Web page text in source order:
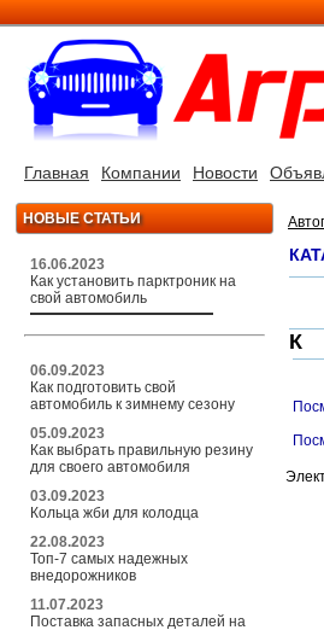
Главная Компании Новости
НОВЫЕ СТАТЬИ
16.06.2023
Как установить парктроник на
свой автомобиль
06.09.2023
Как подготовить свой
автомобиль к зимнему сезону
05.09.2023
Как выбрать правильную резину
для своего автомобиля
03.09.2023
Кольца жби для колодца
22.08.2023
Топ-7 самых надежных
внедорожников
11.07.2023
Поставка запасных деталей на
К